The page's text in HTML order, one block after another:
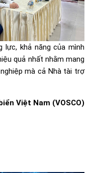
lực, khả năng của mình
quả nhất nhằm mang
mà cả Nhà tài trợ
Việt Nam (VOSCO)